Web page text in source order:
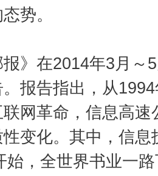
势。
在2014年3月～5
报告指出，从
网革命，信息高
变化。其中，信
始，全世界书业一